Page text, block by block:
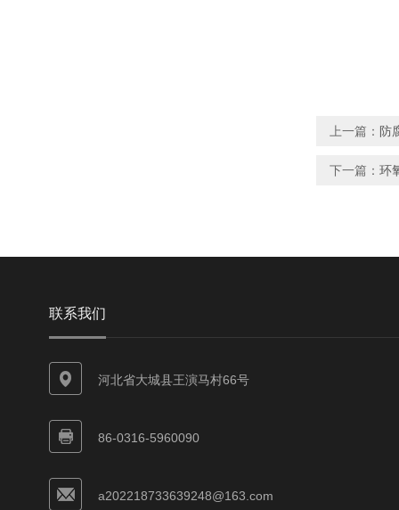
上一篇： 防
下一篇： 环
联系我们
河北省大城县王演马村66号
86-0316-5960090
a202218733639248@163.com